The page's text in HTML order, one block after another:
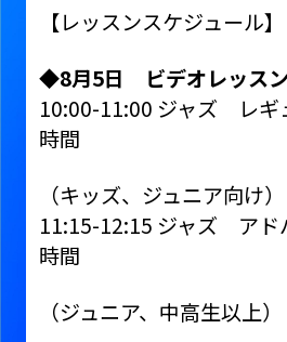
【レッスンスケジュール】
◆8月5日 ビデオレッスン
10:00-11:00 ジャズ レ
時間
（キッズ、ジュニア向け）
11:15-12:15 ジャズ ア
時間
（ジュニア、中高生以上）